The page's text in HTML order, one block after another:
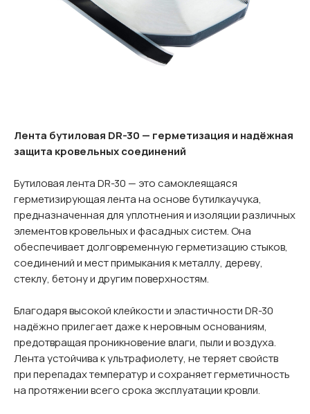
Лента бутиловая DR-30 — герметизация и надёжная
защита кровельных соединений
Бутиловая лента DR-30 — это самоклеящаяся
герметизирующая лента на основе бутилкаучука,
предназначенная для уплотнения и изоляции различных
элементов кровельных и фасадных систем. Она
обеспечивает долговременную герметизацию стыков,
соединений и мест примыкания к металлу, дереву,
стеклу, бетону и другим поверхностям.
Благодаря высокой клейкости и эластичности DR-30
надёжно прилегает даже к неровным основаниям,
предотвращая проникновение влаги, пыли и воздуха.
Лента устойчива к ультрафиолету, не теряет свойств
при перепадах температур и сохраняет герметичность
на протяжении всего срока эксплуатации кровли.